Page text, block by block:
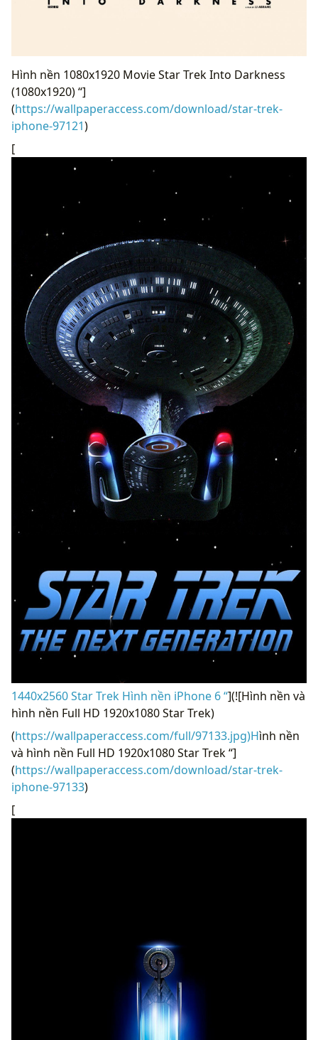
Hình nền 1080x1920 Movie Star Trek Into Darkness
(1080x1920) “]
(https://wallpaperaccess.com/download/star-trek-
iphone-97121)
[
1440x2560 Star Trek Hình nền iPhone 6 “](![Hình nền và
hình nền Full HD 1920x1080 Star Trek)
(https://wallpaperaccess.com/full/97133.jpg)Hình nền
và hình nền Full HD 1920x1080 Star Trek “]
(https://wallpaperaccess.com/download/star-trek-
iphone-97133)
[